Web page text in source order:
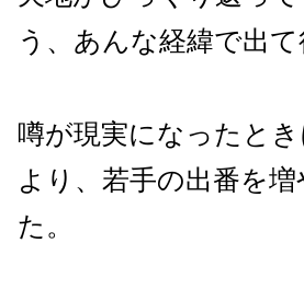
う、あんな経緯で出
噂が現実になったと
より、若手の出番を
た。